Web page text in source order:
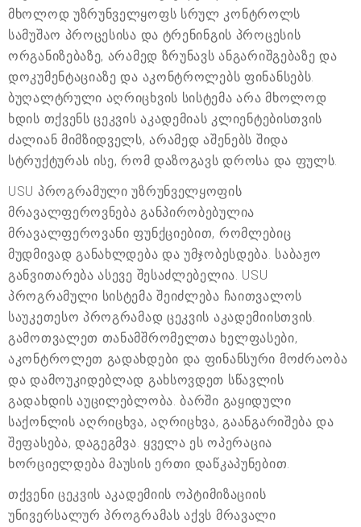
მხოლოდ უზრუნველყოფს სრულ კონტროლს
სამუშაო პროცესისა და ტრენინგის პროცესის
ორგანიზებაზე, არამედ ზრუნავს ანგარიშგებაზე და
დოკუმენტაციაზე და აკონტროლებს ფინანსებს.
ბუღალტრული აღრიცხვის სისტემა არა მხოლოდ
ხდის თქვენს ცეკვის აკადემიას კლიენტებისთვის
ძალიან მიმზიდველს, არამედ აშენებს შიდა
სტრუქტურას ისე, რომ დაზოგავს დროსა და ფულს.
USU პროგრამული უზრუნველყოფის
მრავალფეროვნება განპირობებულია
მრავალფეროვანი ფუნქციებით, რომლებიც
მუდმივად განახლდება და უმჯობესდება. საბაჟო
განვითარება ასევე შესაძლებელია. USU
პროგრამული სისტემა შეიძლება ჩაითვალოს
საუკეთესო პროგრამად ცეკვის აკადემიისთვის.
გამოთვალეთ თანამშრომელთა ხელფასები,
აკონტროლეთ გადახდები და ფინანსური მოძრაობა
და დამოუკიდებლად გახსოვდეთ სწავლის
გადახდის აუცილებლობა. ბარში გაყიდული
საქონლის აღრიცხვა, აღრიცხვა, გაანგარიშება და
შეფასება, დაგეგმვა. ყველა ეს ოპერაცია
ხორციელდება მაუსის ერთი დაწკაპუნებით.
თქვენი ცეკვის აკადემიის ოპტიმიზაციის
უნივერსალურ პროგრამას აქვს მრავალი